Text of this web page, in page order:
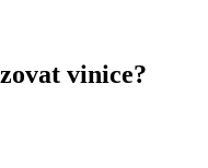
vinice?